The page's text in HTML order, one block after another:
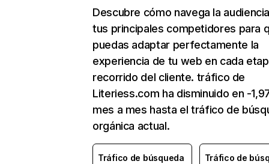
Descubre cómo navega la
tus principales competidores para
puedas adaptar perfectamente la
experiencia de tu web en cada
recorrido del cliente. tráfico de
Literiess.com ha disminuido en -
mes a mes hasta el tráfico de
orgánica actual.
Tráfico de búsqueda
Tráfico de